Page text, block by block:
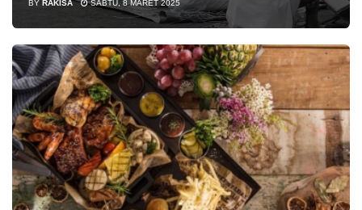
BY RAKISA SABTU, 8 MARET 2025